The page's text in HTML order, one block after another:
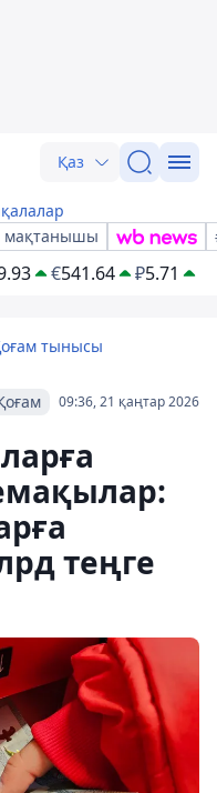
Қаз
мақтанышы
€541.64 ₽5.71
тынысы
09:36, 21 қаңтар 2026
теңге